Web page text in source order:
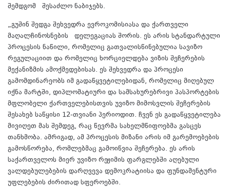
შემდგომ შესაძლო ნაბიჯებს.
„გუშინ შედგა შეხვედრა ევროკომისიასა და ქართველი
მაღალჩინოსნების დელეგაციას შორის. ეს არის სტანდარტული
პროცესის ნაწილი, რომელიც გათვალისწინებულია სავიზო
რეგულაციით და რომელიც ხორციელდება ვიზის შეჩერების
მექანიზმის ამოქმედებისას. ეს შეხვედრა და პროცესი
გამომდინარეობს იმ გადაწყვეტილებიდან, რომელიც მიღებულ
იქნა მარტში, დიპლომატიური და სამსახურებრივი პასპორტების
მფლობელი ქართველებისთვის უვიზო მიმოსვლის შეჩერების
შესახებ საწყისი 12-თვიანი პერიოდით. ჩვენ ეს გადაწყვეტილება
მივიღეთ მას შემდეგ, რაც წევრმა სახელმწიფოებმა გასცეს
თანხმობა. ამრიგად, ამ პროცესის მიზანი არის იმ გარემოებების
გამოსწორება, რომლებმაც გამოიწვია შეჩერება. ეს არის
საქართველოს მიერ უვიზო რეჟიმის ფარგლებში აღებული
ვალდებულებების დარღვევა დემოკრატიისა და ფუნდამენტური
უფლებების ძირითად სფეროებში.